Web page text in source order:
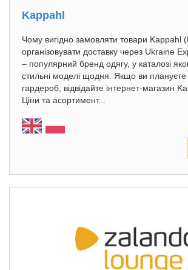
Kappahl
Чому вигідно замовляти товари Kappahl
організовувати доставку через Ukraine
– популярний бренд одягу, у каталозі
стильні моделі щодня. Якщо ви плануєте
гардероб, відвідайте інтернет-магазин
Ціни та асортимент...